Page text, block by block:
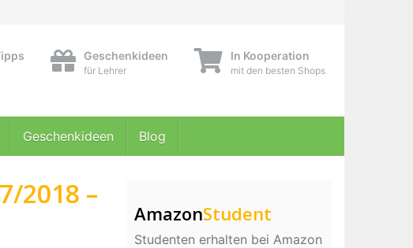
Geschenkideen
für Lehrer
In Kooperation
mit den besten Shops
Geschenkideen Blog
2018 –
AmazonStudent
Studenten erhalten bei Amazon